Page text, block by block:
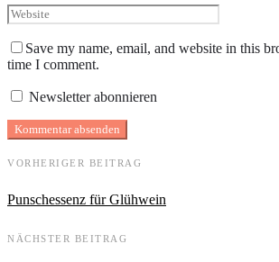
Save my name, email, and website in this
time I comment.
Newsletter abonnieren
VORHERIGER BEITRAG
Punschessenz für Glühwein
NÄCHSTER BEITRAG